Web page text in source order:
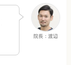
院長：渡辺